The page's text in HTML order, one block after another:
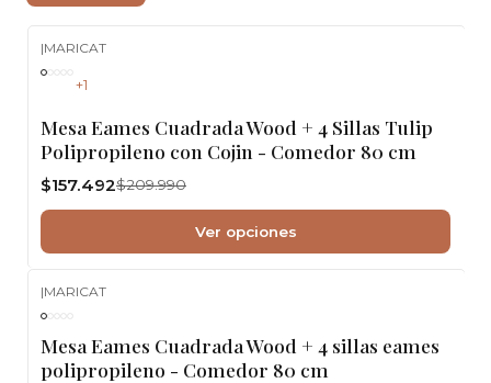
|MARICAT
+1
Mesa Eames Cuadrada Wood + 4 Sillas Tulip
Polipropileno con Cojin - Comedor 80 cm
$157.492$209.990
Ver opciones
|MARICAT
Mesa Eames Cuadrada Wood + 4 sillas eames
polipropileno - Comedor 80 cm